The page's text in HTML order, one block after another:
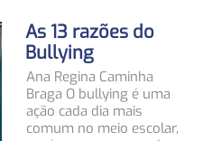
As 13 razões do
Bullying
Ana Regina Caminha
Braga O bullying é uma
ação cada dia mais
comum no meio escolar,